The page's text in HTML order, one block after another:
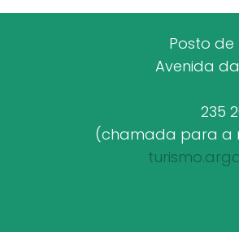
Posto de
Avenida
235
(chamada para a